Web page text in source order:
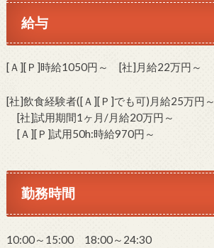
給与
[Ａ][Ｐ]時給1050円～ [社]月給22万円～
[社]飲食経験者([Ａ][Ｐ]でも可)月給25万円～
[社]試用期間1ヶ月/月給20万円～
[Ａ][Ｐ]試用50h:時給970円～
勤務時間
10:00～15:00 18:00～24:30